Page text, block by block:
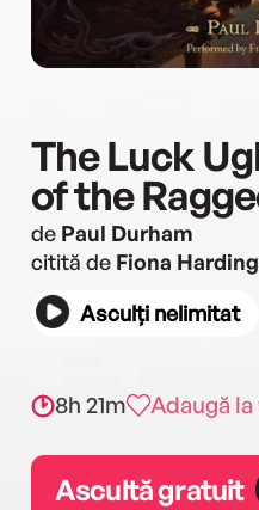
The Luck
of the
de Paul Durham
citită de Fiona
Asculți nelimitat
8h 21m Adaugă
Ascultă gratuit